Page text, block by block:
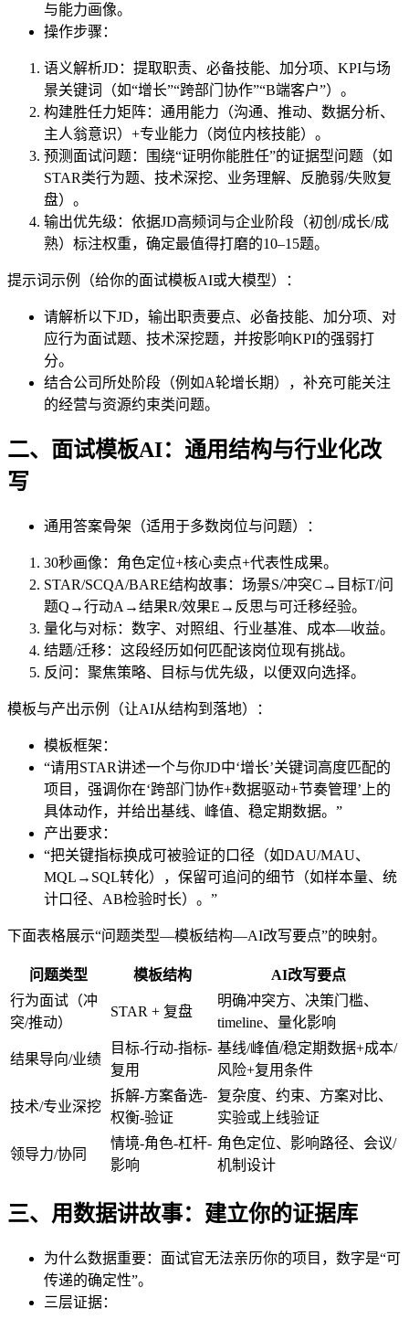
与能力画像。
操作步骤：
语义解析JD：提取职责、必备技能、加分项、KPI与场
景关键词（如“增长”“跨部门协作”“B端客户”）。
构建胜任力矩阵：通用能力（沟通、推动、数据分析、
主人翁意识）+专业能力（岗位内核技能）。
预测面试问题：围绕“证明你能胜任”的证据型问题（如
STAR类行为题、技术深挖、业务理解、反脆弱/失败复
盘）。
输出优先级：依据JD高频词与企业阶段（初创/成长/成
熟）标注权重，确定最值得打磨的10–15题。
提示词示例（给你的面试模板AI或大模型）：
请解析以下JD，输出职责要点、必备技能、加分项、对
应行为面试题、技术深挖题，并按影响KPI的强弱打
分。
结合公司所处阶段（例如A轮增长期），补充可能关注
的经营与资源约束类问题。
二、面试模板AI：通用结构与行业化改
写
通用答案骨架（适用于多数岗位与问题）：
30秒画像：角色定位+核心卖点+代表性成果。
STAR/SCQA/BARE结构故事：场景S/冲突C→目标T/问
题Q→行动A→结果R/效果E→反思与可迁移经验。
量化与对标：数字、对照组、行业基准、成本—收益。
结题/迁移：这段经历如何匹配该岗位现有挑战。
反问：聚焦策略、目标与优先级，以便双向选择。
模板与产出示例（让AI从结构到落地）：
模板框架：
“请用STAR讲述一个与你JD中‘增长’关键词高度匹配的
项目，强调你在‘跨部门协作+数据驱动+节奏管理’上的
具体动作，并给出基线、峰值、稳定期数据。”
产出要求：
“把关键指标换成可被验证的口径（如DAU/MAU、
MQL→SQL转化），保留可追问的细节（如样本量、统
计口径、AB检验时长）。”
下面表格展示“问题类型—模板结构—AI改写要点”的映射。
问题类型 模板结构
AI改写要点
行为面试（冲
突/推动）
STAR + 复盘
明确冲突方、决策门槛、
timeline、量化影响
结果导向/业绩
目标-行动-指标-
复用
基线/峰值/稳定期数据+成本/
风险+复用条件
技术/专业深挖
拆解-方案备选-
权衡-验证
复杂度、约束、方案对比、
实验或上线验证
领导力/协同
情境-角色-杠杆-
影响
角色定位、影响路径、会议/
机制设计
三、用数据讲故事：建立你的证据库
为什么数据重要：面试官无法亲历你的项目，数字是“可
传递的确定性”。
三层证据：